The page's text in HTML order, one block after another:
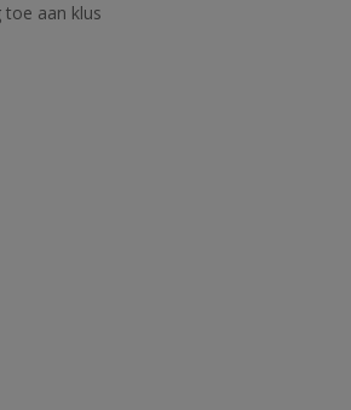
toe aan klus